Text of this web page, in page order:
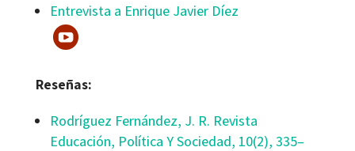
Entrevista a Enrique Javier Díez
Reseñas:
Rodríguez Fernández, J. R. Revista
Educación, Política Y Sociedad, 10(2), 335–